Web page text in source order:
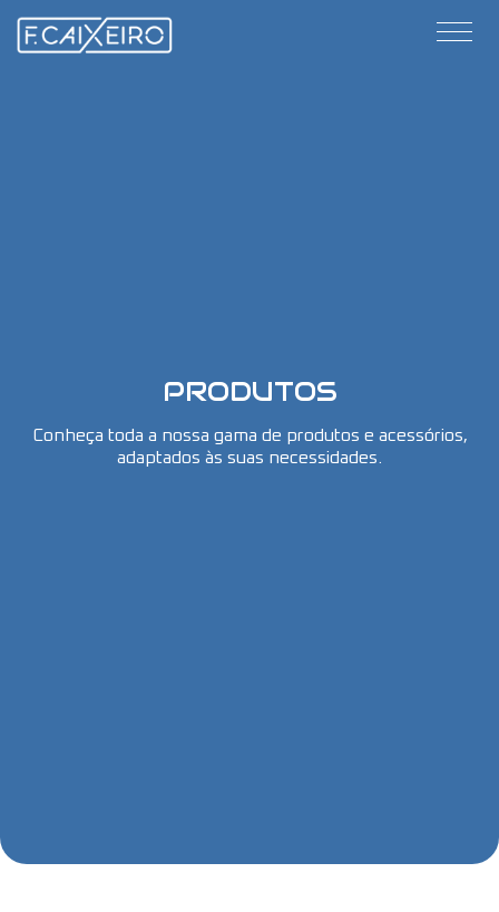
PRODUTOS
Conheça toda a nossa gama de produtos e acessórios,
adaptados às suas necessidades.